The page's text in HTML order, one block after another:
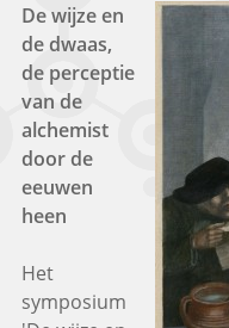
Spring
naar
het
menu
De wijze en
de dwaas,
de perceptie
van de
alchemist
door de
eeuwen
heen
Het
symposium